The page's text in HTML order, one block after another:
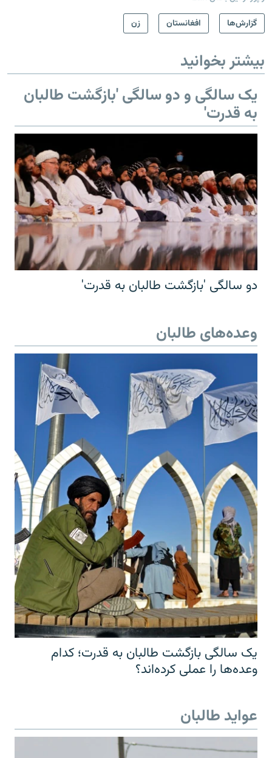
گزارش‌ها
افغانستان زن
بیشتر بخوانید
یک سالگی و دو سالگی 'بازگشت طالبان
به قدرت'
دو سالگی 'بازگشت طالبان به قدرت'
وعده‌های طالبان
یک سالگی بازگشت طالبان به قدرت؛ کدام
وعده‌ها را عملی کرده‌اند؟
عواید طالبان